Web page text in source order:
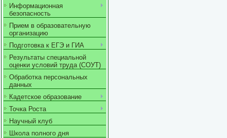
Информационная
безопасность
Прием в образовательную
организацию
Подготовка к ЕГЭ и ГИА
Результаты специальной
оценки условий труда (СОУТ)
Обработка персональных
данных
Кадетское образование
Точка Роста
Научный клуб
Школа полного дня